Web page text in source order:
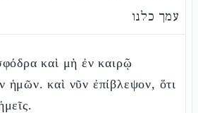
עמך כלנו
καὶ μὴ ἐν καιρῷ
ἡμῶν. καὶ νῦν ἐπίβλεψον, ὅτι